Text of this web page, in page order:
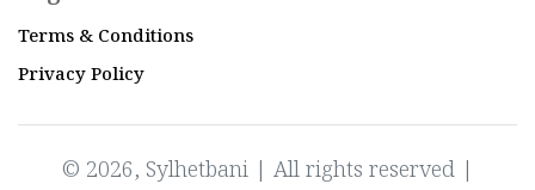
Terms & Conditions
Privacy Policy
© 2026, Sylhetbani | All rights reserved |